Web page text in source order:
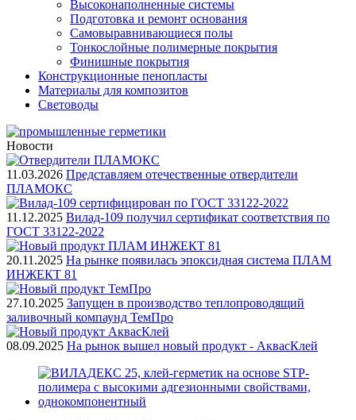
Высоконаполненные системы
Подготовка и ремонт основания
Самовыравнивающиеся полы
Тонкослойные полимерные покрытия
Финишные покрытия
Конструкционные пенопласты
Материалы для композитов
Световоды
Новости
11.03.2026 Представляем отечественные отвердители
ПЛАМОКС
11.12.2025 Вилад-109 получил сертификат соответствия по
ГОСТ 33122-2022
20.11.2025 На рынке появилась эпоксидная система ПЛАМ
ИНЖЕКТ 81
27.10.2025 Запущен в производство теплопроводящий
заливочный компаунд ТемПро
08.09.2025 На рынок вышел новый продукт - АквасКлей